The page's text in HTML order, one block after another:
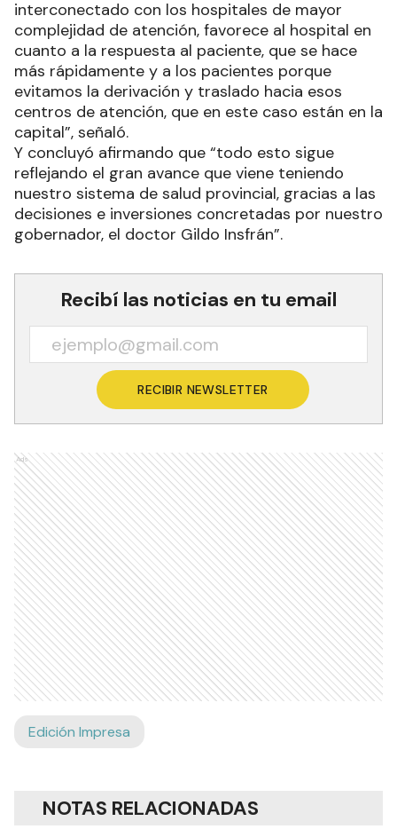
interconectado con los hospitales de mayor
complejidad de atención, favorece al hospital en
cuanto a la respuesta al paciente, que se hace
más rápidamente y a los pacientes porque
evitamos la derivación y traslado hacia esos
centros de atención, que en este caso están en la
capital”, señaló.
Y concluyó afirmando que “todo esto sigue
reflejando el gran avance que viene teniendo
nuestro sistema de salud provincial, gracias a las
decisiones e inversiones concretadas por nuestro
gobernador, el doctor Gildo Insfrán”.
Recibí las noticias en tu email
RECIBIR NEWSLETTER
Ads
Edición Impresa
NOTAS RELACIONADAS